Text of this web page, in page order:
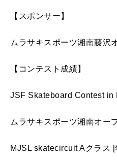
【スポンサー】
ムラサキスポーツ湘南藤
【コンテスト成績】
JSF Skateboard Contest
ムラサキスポーツ湘南オー
MJSL skatecircuit Aクラス